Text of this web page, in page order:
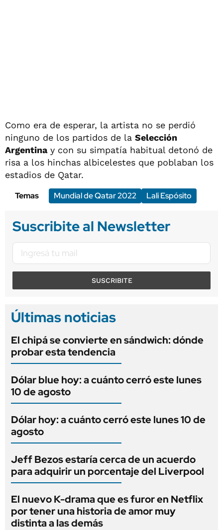
Como era de esperar, la artista no se perdió
ninguno de los partidos de la Selección
Argentinay con su simpatía habitual detonó de
risa a los hinchas albicelestes que poblaban los
estadios de Qatar.
Temas
Mundial de Qatar 2022 Lali Espósito
Suscribite al Newsletter
SUSCRIBITE
Últimas noticias
El chipá se convierte en sándwich: dónde
probar esta tendencia
Dólar blue hoy: a cuánto cerró este lunes
10 de agosto
Dólar hoy: a cuánto cerró este lunes 10 de
agosto
Jeff Bezos estaría cerca de un acuerdo
para adquirir un porcentaje del Liverpool
El nuevo K-drama que es furor en Netflix
por tener una historia de amor muy
distinta a las demás